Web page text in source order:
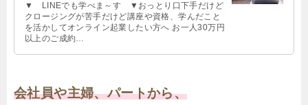
▼ LINEでも学べま～す ▼おっとり口下手だけど
クロージングが苦手だけど講座や資格、学んだこと
を活かしてオンライン起業したい方へ お一人30万円
以上のご成約…
会社員や主婦、パートから、